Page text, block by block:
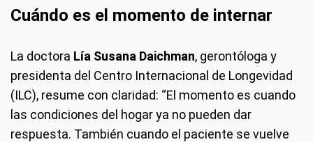
Cuándo es el momento de internar
La doctora Lía Susana Daichman, gerontóloga y
presidenta del Centro Internacional de Longevidad
(ILC), resume con claridad: “El momento es cuando
las condiciones del hogar ya no pueden dar
respuesta. También cuando el paciente se vuelve